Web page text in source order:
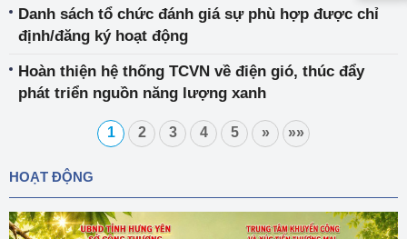
Danh sách tổ chức đánh giá sự phù hợp được chỉ
định/đăng ký hoạt động
Hoàn thiện hệ thống TCVN về điện gió, thúc đẩy
phát triển nguồn năng lượng xanh
1 2 3 4 5 » »»
HOẠT ĐỘNG